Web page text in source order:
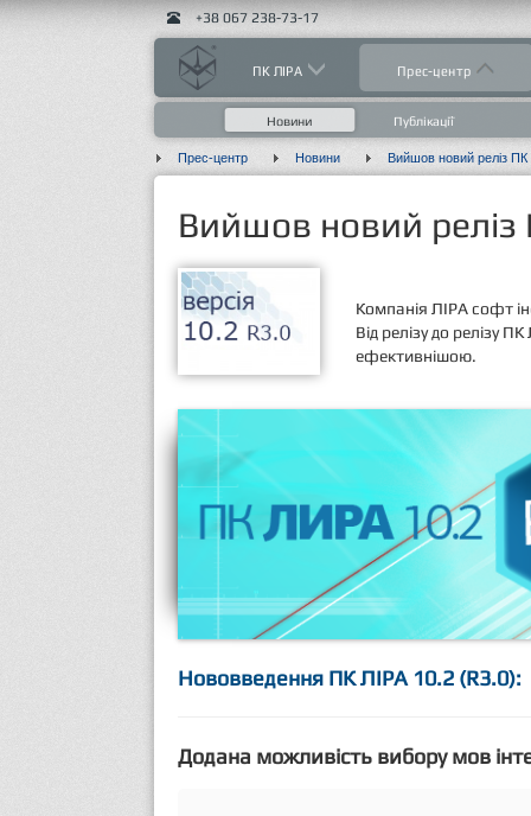
+38 067 238-73-17
ПК ЛІРА Прес-центр
Новини Публікації
Прес-центр Новини Вийшов новий реліз
Вийшов новий реліз
Компанія ЛІРА софт
Від релізу до релізу
ефективнішою.
Нововведення ПК ЛІРА 10.2 (R3.0):
Додана можливість вибору мов